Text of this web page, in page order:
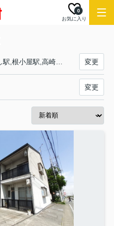
お気に入り
0
変更
変更